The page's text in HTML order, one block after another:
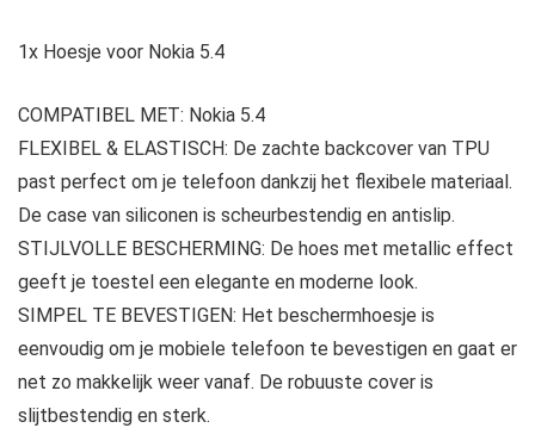
1x Hoesje voor Nokia 5.4
COMPATIBEL MET: Nokia 5.4
FLEXIBEL & ELASTISCH: De zachte backcover van TPU
past perfect om je telefoon dankzij het flexibele materiaal.
De case van siliconen is scheurbestendig en antislip.
STIJLVOLLE BESCHERMING: De hoes met metallic effect
geeft je toestel een elegante en moderne look.
SIMPEL TE BEVESTIGEN: Het beschermhoesje is
eenvoudig om je mobiele telefoon te bevestigen en gaat er
net zo makkelijk weer vanaf. De robuuste cover is
slijtbestendig en sterk.